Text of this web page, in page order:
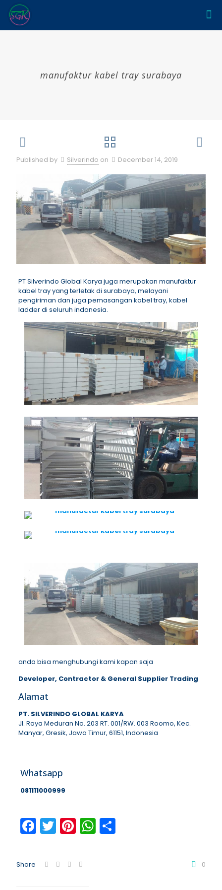
manufaktur kabel tray surabaya
Published by Silverindo on December 14, 2019
PT Silverindo Global Karya juga merupakan manufaktur
kabel tray yang terletak di surabaya, melayani
pengiriman dan juga pemasangan kabel tray, kabel
ladder di seluruh indonesia.
anda bisa menghubungi kami kapan saja
Developer, Contractor & General Supplier Trading
Alamat
PT. SILVERINDO GLOBAL KARYA
Jl. Raya Meduran No. 203 RT. 001/RW. 003 Roomo, Kec.
Manyar, Gresik, Jawa Timur, 61151, Indonesia
Whatsapp
081111000999
Facebook
Twitter
Pinterest
WhatsApp
Share
Share 0